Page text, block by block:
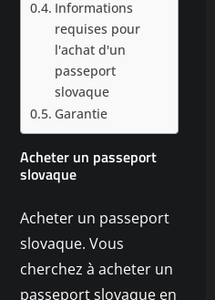
Informations
requises pour
l'achat d'un
passeport
slovaque
Garantie
Acheter un passeport
slovaque
Acheter un passeport
slovaque. Vous
cherchez à acheter un
passeport slovaque en